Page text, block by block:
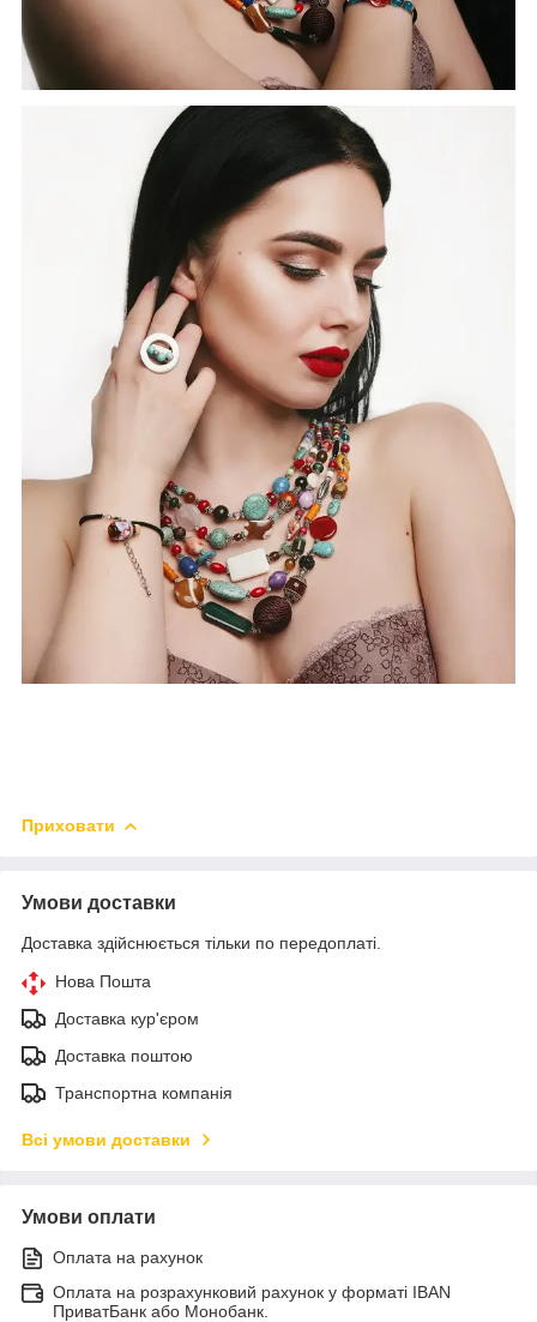
Приховати
Умови доставки
Доставка здійснюється тільки по передоплаті.
Нова Пошта
Доставка кур'єром
Доставка поштою
Транспортна компанія
Всі умови доставки
Умови оплати
Оплата на рахунок
Оплата на розрахунковий рахунок у форматі IBAN
ПриватБанк або Монобанк.